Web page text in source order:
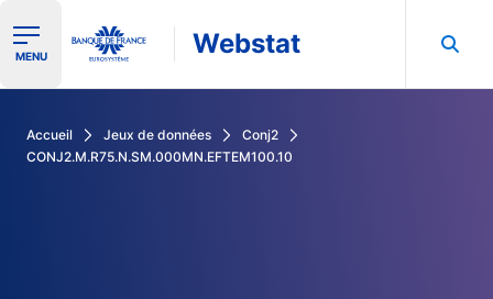
Ouvrir le menu de navigation
MENU Webstat
Accueil Jeux de données
Conj2
CONJ2.M.R75.N.SM.000MN.EFTEM100.10